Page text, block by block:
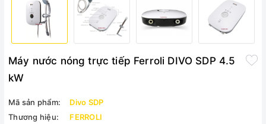
Máy nước nóng trực tiếp Ferroli DIVO SDP 4.5
kW
Mã sản phẩm:
Divo SDP
Thương hiệu:
FERROLI